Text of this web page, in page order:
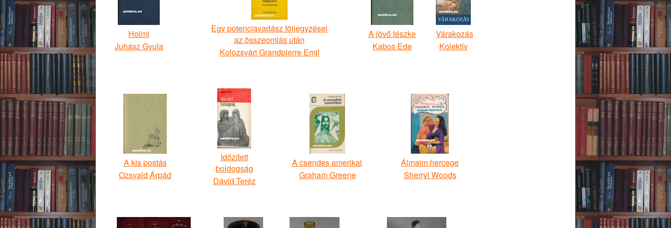
Holmi
Juhász Gyula
Egy potenciavadász följegyzései
az összeomlás után
Kolozsvári Grandpierre Emil
A jövő fészke
Kabos Ede
Várakozás
Kolektív
A kis postás
Ozsvald Árpád
Időzített
boldogság
Dávid Teréz
A csendes amerikai
Graham Greene
Álmaim hercege
Sherryl Woods